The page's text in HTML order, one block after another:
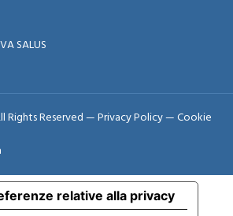
SALUS
Rights Reserved —Privacy Policy—Cookie
relative alla privacy